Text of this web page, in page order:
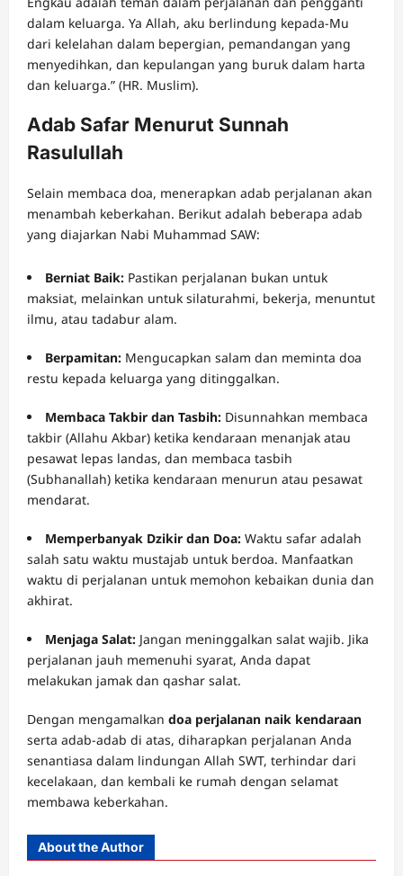
dalam keluarga. Ya Allah, aku berlindung kepada-Mu
dari kelelahan dalam bepergian, pemandangan yang
menyedihkan, dan kepulangan yang buruk dalam harta
dan keluarga.” (HR. Muslim).
Adab Safar Menurut Sunnah
Rasulullah
Selain membaca doa, menerapkan adab perjalanan akan
menambah keberkahan. Berikut adalah beberapa adab
yang diajarkan Nabi Muhammad SAW:
Berniat Baik: Pastikan perjalanan bukan untuk
maksiat, melainkan untuk silaturahmi, bekerja, menuntut
ilmu, atau tadabur alam.
Berpamitan: Mengucapkan salam dan meminta doa
restu kepada keluarga yang ditinggalkan.
Membaca Takbir dan Tasbih: Disunnahkan membaca
takbir (Allahu Akbar) ketika kendaraan menanjak atau
pesawat lepas landas, dan membaca tasbih
(Subhanallah) ketika kendaraan menurun atau pesawat
mendarat.
Memperbanyak Dzikir dan Doa: Waktu safar adalah
salah satu waktu mustajab untuk berdoa. Manfaatkan
waktu di perjalanan untuk memohon kebaikan dunia dan
akhirat.
Menjaga Salat: Jangan meninggalkan salat wajib. Jika
perjalanan jauh memenuhi syarat, Anda dapat
melakukan jamak dan qashar salat.
Dengan mengamalkan doa perjalanan naik kendaraan
serta adab-adab di atas, diharapkan perjalanan Anda
senantiasa dalam lindungan Allah SWT, terhindar dari
kecelakaan, dan kembali ke rumah dengan selamat
membawa keberkahan.
About the Author